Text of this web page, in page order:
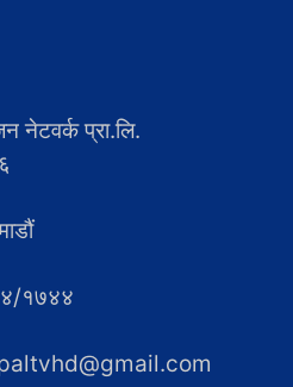
नेटवर्क प्रा.लि.
१७४४